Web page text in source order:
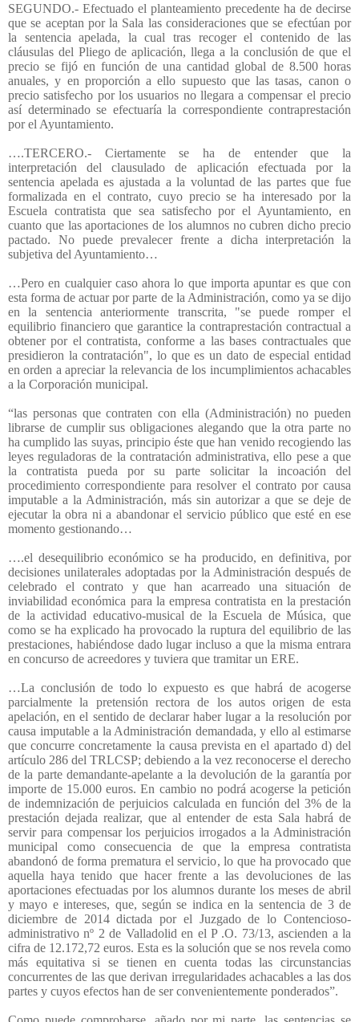
SEGUNDO.- Efectuado el planteamiento precedente ha de decirse
que se aceptan por la Sala las consideraciones que se efectúan por
la sentencia apelada, la cual tras recoger el contenido de las
cláusulas del Pliego de aplicación, llega a la conclusión de que el
precio se fijó en función de una cantidad global de 8.500 horas
anuales, y en proporción a ello supuesto que las tasas, canon o
precio satisfecho por los usuarios no llegara a compensar el precio
así determinado se efectuaría la correspondiente contraprestación
por el Ayuntamiento.
….TERCERO.- Ciertamente se ha de entender que la
interpretación del clausulado de aplicación efectuada por la
sentencia apelada es ajustada a la voluntad de las partes que fue
formalizada en el contrato, cuyo precio se ha interesado por la
Escuela contratista que sea satisfecho por el Ayuntamiento, en
cuanto que las aportaciones de los alumnos no cubren dicho precio
pactado. No puede prevalecer frente a dicha interpretación la
subjetiva del Ayuntamiento…
…Pero en cualquier caso ahora lo que importa apuntar es que con
esta forma de actuar por parte de la Administración, como ya se dijo
en la sentencia anteriormente transcrita, "se puede romper el
equilibrio financiero que garantice la contraprestación contractual a
obtener por el contratista, conforme a las bases contractuales que
presidieron la contratación", lo que es un dato de especial entidad
en orden a apreciar la relevancia de los incumplimientos achacables
a la Corporación municipal.
“las personas que contraten con ella (Administración) no pueden
librarse de cumplir sus obligaciones alegando que la otra parte no
ha cumplido las suyas, principio éste que han venido recogiendo las
leyes reguladoras de la contratación administrativa, ello pese a que
la contratista pueda por su parte solicitar la incoación del
procedimiento correspondiente para resolver el contrato por causa
imputable a la Administración, más sin autorizar a que se deje de
ejecutar la obra ni a abandonar el servicio público que esté en ese
momento gestionando…
….el desequilibrio económico se ha producido, en definitiva, por
decisiones unilaterales adoptadas por la Administración después de
celebrado el contrato y que han acarreado una situación de
inviabilidad económica para la empresa contratista en la prestación
de la actividad educativo-musical de la Escuela de Música, que
como se ha explicado ha provocado la ruptura del equilibrio de las
prestaciones, habiéndose dado lugar incluso a que la misma entrara
en concurso de acreedores y tuviera que tramitar un ERE.
…La conclusión de todo lo expuesto es que habrá de acogerse
parcialmente la pretensión rectora de los autos origen de esta
apelación, en el sentido de declarar haber lugar a la resolución por
causa imputable a la Administración demandada, y ello al estimarse
que concurre concretamente la causa prevista en el apartado d) del
artículo 286 del TRLCSP; debiendo a la vez reconocerse el derecho
de la parte demandante-apelante a la devolución de la garantía por
importe de 15.000 euros. En cambio no podrá acogerse la petición
de indemnización de perjuicios calculada en función del 3% de la
prestación dejada realizar, que al entender de esta Sala habrá de
servir para compensar los perjuicios irrogados a la Administración
municipal como consecuencia de que la empresa contratista
abandonó de forma prematura el servicio, lo que ha provocado que
aquella haya tenido que hacer frente a las devoluciones de las
aportaciones efectuadas por los alumnos durante los meses de abril
y mayo e intereses, que, según se indica en la sentencia de 3 de
diciembre de 2014 dictada por el Juzgado de lo Contencioso-
administrativo nº 2 de Valladolid en el P .O. 73/13, ascienden a la
cifra de 12.172,72 euros. Esta es la solución que se nos revela como
más equitativa si se tienen en cuenta todas las circunstancias
concurrentes de las que derivan irregularidades achacables a las dos
partes y cuyos efectos han de ser convenientemente ponderados”.